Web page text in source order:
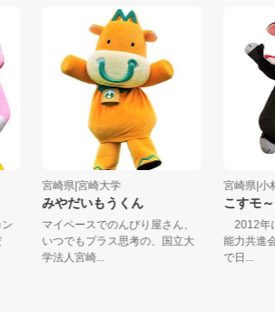
カン
だ
宮崎県|宮崎大学
みやだいもうくん
マイペースでのんびり屋さん、
いつでもプラス思考の、国立大
学法人宮崎...
宮崎
こす
2012
能力
で日...